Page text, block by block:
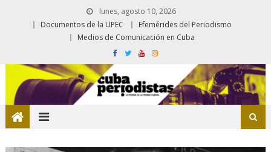
lunes, agosto 10, 2026
Documentos de la UPEC
Efemérides del Periodismo
Medios de Comunicación en Cuba